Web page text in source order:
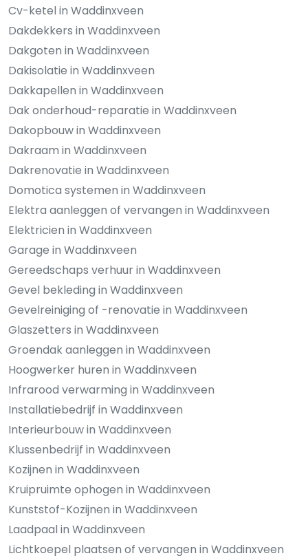
Cv-ketel in Waddinxveen
Dakdekkers in Waddinxveen
Dakgoten in Waddinxveen
Dakisolatie in Waddinxveen
Dakkapellen in Waddinxveen
Dak onderhoud-reparatie in Waddinxveen
Dakopbouw in Waddinxveen
Dakraam in Waddinxveen
Dakrenovatie in Waddinxveen
Domotica systemen in Waddinxveen
Elektra aanleggen of vervangen in Waddinxveen
Elektricien in Waddinxveen
Garage in Waddinxveen
Gereedschaps verhuur in Waddinxveen
Gevel bekleding in Waddinxveen
Gevelreiniging of -renovatie in Waddinxveen
Glaszetters in Waddinxveen
Groendak aanleggen in Waddinxveen
Hoogwerker huren in Waddinxveen
Infrarood verwarming in Waddinxveen
Installatiebedrijf in Waddinxveen
Interieurbouw in Waddinxveen
Klussenbedrijf in Waddinxveen
Kozijnen in Waddinxveen
Kruipruimte ophogen in Waddinxveen
Kunststof-Kozijnen in Waddinxveen
Laadpaal in Waddinxveen
Lichtkoepel plaatsen of vervangen in Waddinxveen